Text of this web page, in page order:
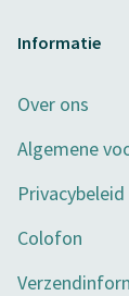
Informatie
Over ons
Algemene
Privacybeleid
Colofon